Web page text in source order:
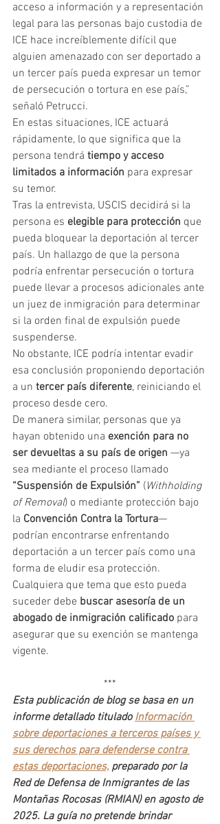
acceso a información y a representación
legal para las personas bajo custodia de
ICE hace increíblemente difícil que
alguien amenazado con ser deportado a
un tercer país pueda expresar un temor
de persecución o tortura en ese país,”
señaló Petrucci.
En estas situaciones, ICE actuará
rápidamente, lo que significa que la
persona tendrá tiempo y acceso
limitados a información para expresar
su temor.
Tras la entrevista, USCIS decidirá si la
persona es elegible para protección que
pueda bloquear la deportación al tercer
país. Un hallazgo de que la persona
podría enfrentar persecución o tortura
puede llevar a procesos adicionales ante
un juez de inmigración para determinar
si la orden final de expulsión puede
suspenderse.
No obstante, ICE podría intentar evadir
esa conclusión proponiendo deportación
a un tercer país diferente, reiniciando el
proceso desde cero.
De manera similar, personas que ya
hayan obtenido una exención para no
ser devueltas a su país de origen —ya
sea mediante el proceso llamado
“Suspensión de Expulsión” (Withholding
of Removal) o mediante protección bajo
la Convención Contra la Tortura—
podrían encontrarse enfrentando
deportación a un tercer país como una
forma de eludir esa protección.
Cualquiera que tema que esto pueda
suceder debe buscar asesoría de un
abogado de inmigración calificado para
asegurar que su exención se mantenga
vigente.
***
Esta publicación de blog se basa en un
informe detallado titulado Información
sobre deportaciones a terceros países y
sus derechos para defenderse contra
estas deportaciones, preparado por la
Red de Defensa de Inmigrantes de las
Montañas Rocosas (RMIAN) en agosto de
2025. La guía no pretende brindar